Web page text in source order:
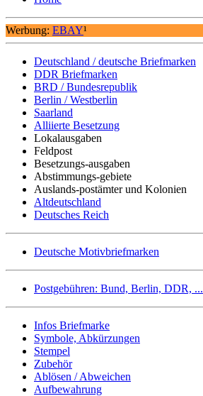
Werbung: EBAY¹
Deutschland / deutsche Briefmarken
DDR Briefmarken
BRD / Bundesrepublik
Berlin / Westberlin
Saarland
Alliierte Besetzung
Lokalausgaben
Feldpost
Besetzungs-ausgaben
Abstimmungs-gebiete
Auslands-postämter und Kolonien
Altdeutschland
Deutsches Reich
Deutsche Motivbriefmarken
Postgebühren: Bund, Berlin, DDR, ...
Infos Briefmarke
Symbole, Abkürzungen
Stempel
Zubehör
Ablösen / Abweichen
Aufbewahrung